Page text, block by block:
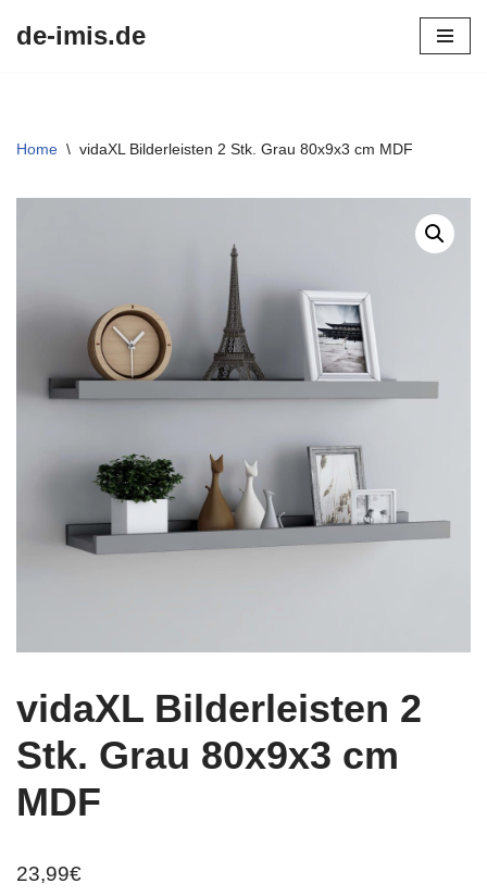
de-imis.de
Home \ vidaXL Bilderleisten 2 Stk. Grau 80x9x3 cm MDF
vidaXL Bilderleisten 2
Stk. Grau 80x9x3 cm
MDF
23,99€